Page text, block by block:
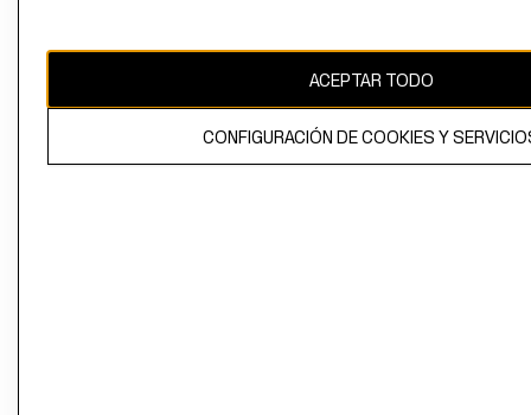
El contenido de esta página web está protegido por copyright y es
ACEPTAR TODO
CONFIGURACIÓN DE COOKIES Y